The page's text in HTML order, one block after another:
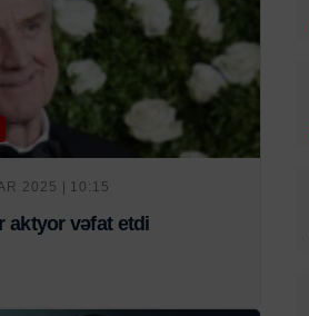
2025 | 10:15
aktyor vəfat etdi